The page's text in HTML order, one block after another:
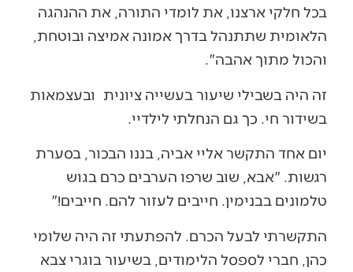
בכל חלקי ארצנו, את לומדי התורה, את ההנהגה
הלאומית שתתנהל בדרך אמונה אמיצה ובוטחת,
והכול מתוך אהבה".
זה היה בשבילי שיעור בעשייה ציונית ובעצמאות
בשידור חי. כך גם הנחלתי לילדיי.
יום אחד התקשר אליי אביה, בננו הבכור, בסערת
רגשות. "אבא, שוב שרפו הערבים כרם בגוש
טלמונים בבנימין. חייבים לעזור להם. חייבים!"
התקשרתי לבעל הכרם. להפתעתי זה היה שלומי
כהן, חברי לספסל הלימודים, בשיעור בוגרי צבא